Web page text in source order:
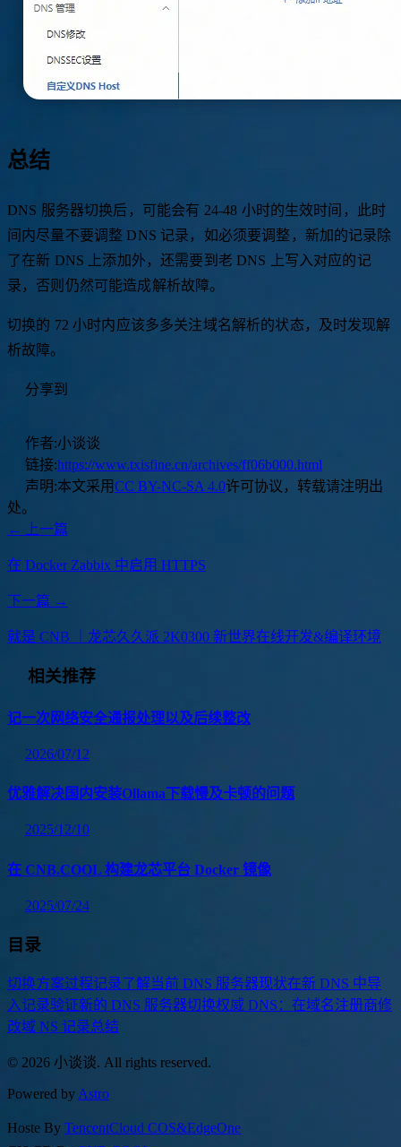
总结
DNS 服务器切换后，可能会有 24-48 小时的生效时间，此时
间内尽量不要调整 DNS 记录，如必须要调整，新加的记录除
了在新 DNS 上添加外，还需要到老 DNS 上写入对应的记
录，否则仍然可能造成解析故障。
切换的 72 小时内应该多多关注域名解析的状态，及时发现解
析故障。
分享到
作者:小谈谈
链接:https://www.txisfine.cn/archives/ff06b000.html
声明:本文采用CC BY-NC-SA 4.0许可协议，转载请注明出
处。
← 上一篇
在 Docker Zabbix 中启用 HTTPS
下一篇 →
就是 CNB ｜龙芯久久派 2K0300 新世界在线开发&编译环境
相关推荐
记一次网络安全通报处理以及后续整改
2026/07/12
优雅解决国内安装Ollama下载慢及卡顿的问题
2025/12/10
在 CNB.COOL 构建龙芯平台 Docker 镜像
2025/07/24
目录
切换方案过程记录了解当前 DNS 服务器现状在新 DNS 中导
入记录验证新的 DNS 服务器切换权威 DNS：在域名注册商修
改域 NS 记录总结
© 2026 小谈谈. All rights reserved.
Powered by Astro
Hoste By TencentCloud COS&EdgeOne